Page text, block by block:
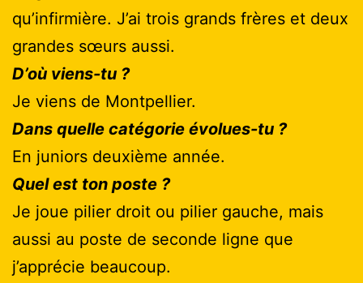
qu’infirmière. J’ai trois grands frères et deux
grandes sœurs aussi.
D’où viens-tu ?
Je viens de Montpellier.
Dans quelle catégorie évolues-tu ?
En juniors deuxième année.
Quel est ton poste ?
Je joue pilier droit ou pilier gauche, mais
aussi au poste de seconde ligne que
j’apprécie beaucoup.